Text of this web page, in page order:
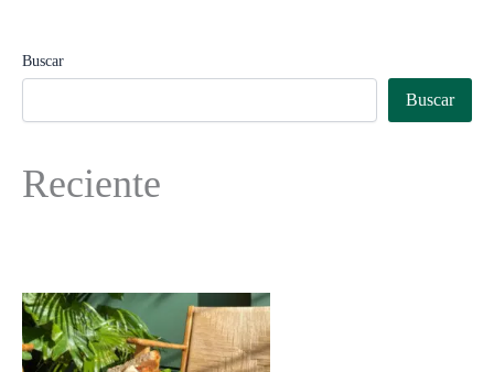
Buscar
Buscar
Reciente